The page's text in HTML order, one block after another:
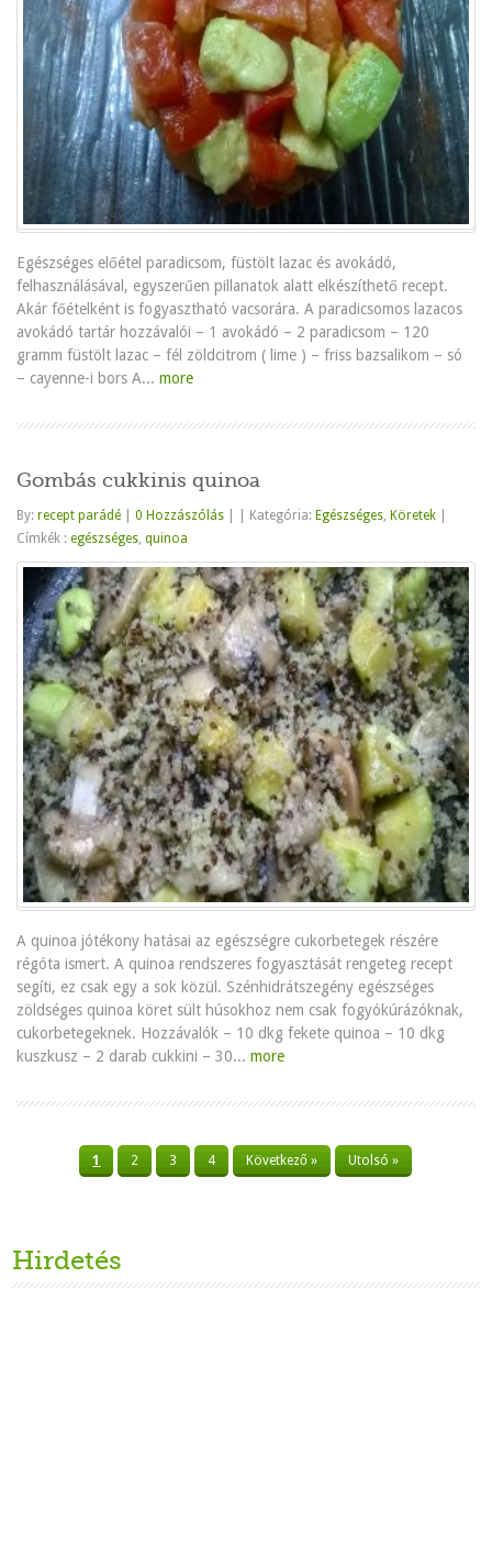
Egészséges előétel paradicsom, füstölt lazac és avokádó,
felhasználásával, egyszerűen pillanatok alatt elkészíthető recept.
Akár főételként is fogyasztható vacsorára. A paradicsomos lazacos
avokádó tartár hozzávalói – 1 avokádó – 2 paradicsom – 120
gramm füstölt lazac – fél zöldcitrom ( lime ) – friss bazsalikom – só
– cayenne-i bors A...more
Gombás cukkinis quinoa
By:recept parádé 0 Hozzászólás Kategória: Egészséges, Köretek
Címkék :egészséges,quinoa
A quinoa jótékony hatásai az egészségre cukorbetegek részére
régóta ismert. A quinoa rendszeres fogyasztását rengeteg recept
segíti, ez csak egy a sok közül. Szénhidrátszegény egészséges
zöldséges quinoa köret sült húsokhoz nem csak fogyókúrázóknak,
cukorbetegeknek. Hozzávalók – 10 dkg fekete quinoa – 10 dkg
kuszkusz – 2 darab cukkini – 30...more
1 2 3 4 Következő » Utolsó »
Hirdetés